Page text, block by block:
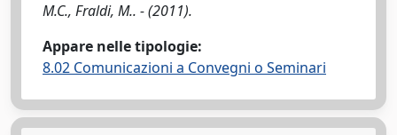
M.C., Fraldi, M.. - (2011).
Appare nelle tipologie:
8.02 Comunicazioni a Convegni o Seminari